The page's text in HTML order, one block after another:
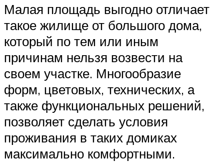
Малая площадь выгодно отличает
такое жилище от большого дома,
который по тем или иным
причинам нельзя возвести на
своем участке. Многообразие
форм, цветовых, технических, а
также функциональных решений,
позволяет сделать условия
проживания в таких домиках
максимально комфортными.